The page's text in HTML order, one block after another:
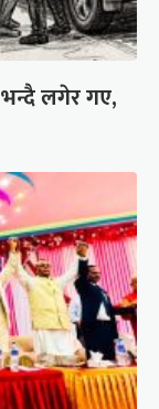
लगेर गए,